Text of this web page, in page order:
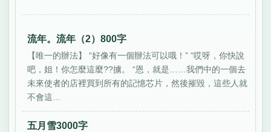
流年。流年（2）800字
【唯一的辦法】 “好像有一個辦法可以哦！” “哎呀，你快說
吧，姐！你怎麼這麼??擄。 “恩，就是……我們中的一個去
未來使者的店裡買到所有的記憶芯片，然後摧毀，這些人就
不會這...
五月雪3000字